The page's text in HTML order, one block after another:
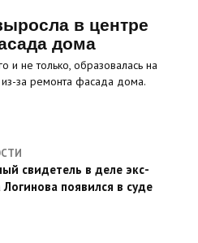
в центре
дома
и не только, образовалась на
за ремонта фасада дома.
свидетель в деле экс-
Логинова появился в суде